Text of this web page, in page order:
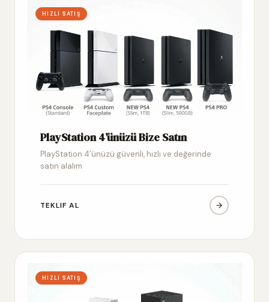
HIZLI SATIŞ
PlayStation 4’ünüzü Bize Satın
PlayStation 4’ünüzü güvenli, hızlı ve değerinde
satın alalım
TEKLIF AL
HIZLI SATIŞ